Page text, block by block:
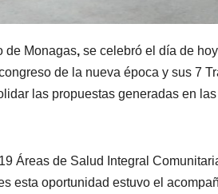
de Monagas, se celebró el día de
de la nueva época y sus 7
las propuestas generadas en
Áreas de Salud Integral
esta oportunidad estuvo el